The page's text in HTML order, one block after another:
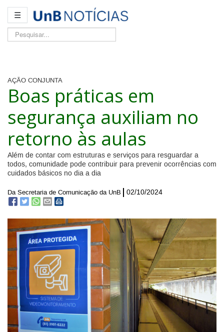
☰
Pesquisar...
AÇÃO CONJUNTA
Boas práticas em
segurança auxiliam no
retorno às aulas
Além de contar com estruturas e serviços para resguardar a
todos, comunidade pode contribuir para prevenir ocorrências com
cuidados básicos no dia a dia
Da Secretaria de Comunicação da UnB 02/10/2024